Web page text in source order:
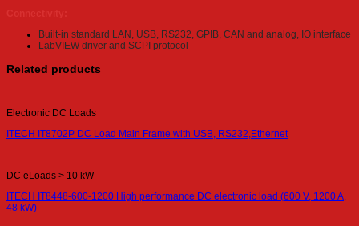
Built-in standard LAN, USB, RS232, GPIB, CAN and analog, IO interface
LabVIEW driver and SCPI protocol
Related products
Electronic DC Loads
ITECH IT8702P DC Load Main Frame with USB, RS232,Ethernet
DC eLoads > 10 kW
ITECH IT8448-600-1200 High performance DC electronic load (600 V, 1200 A,
48 kW)